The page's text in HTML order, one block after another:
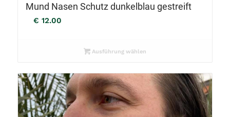
Mund Nasen Schutz dunkelblau gestreift
€ 12.00
Ausführung wählen